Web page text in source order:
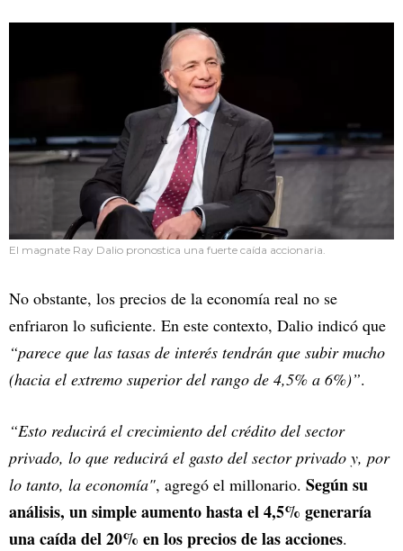
El magnate Ray Dalio pronostica una fuerte caída accionaria.
No obstante, los precios de la economía real no se
enfriaron lo suficiente. En este contexto, Dalio indicó que
“parece que las tasas de interés tendrán que subir mucho
(hacia el extremo superior del rango de 4,5% a 6%)”.
“Esto reducirá el crecimiento del crédito del sector
privado, lo que reducirá el gasto del sector privado y, por
lo tanto, la economía", agregó el millonario. Según su
análisis, un simple aumento hasta el 4,5% generaría
una caída del 20% en los precios de las acciones.